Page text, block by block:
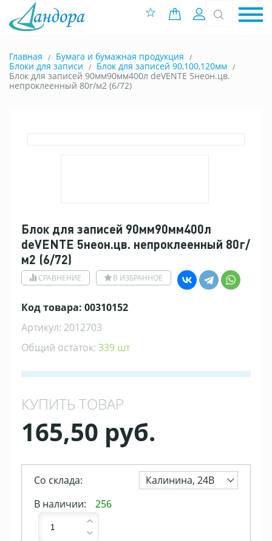
0 позиций
Вход
Главная
Бумага и бумажная продукция
Блоки для записи
Блок для записей 90,100,120мм
Блок для записей 90мм90мм400л deVENTE 5неон.цв.
непроклеенный 80г/м2 (6/72)
Блок для записей 90мм90мм400л
deVENTE 5неон.цв. непроклеенный 80г/
м2 (6/72)
СРАВНЕНИЕ В ИЗБРАННОЕ
Код товара: 00310152
Артикул: 2012703
Общий остаток: 339 шт
КУПИТЬ ТОВАР
165,50 руб.
Со склада:
Калинина, 24В
В наличии:
256